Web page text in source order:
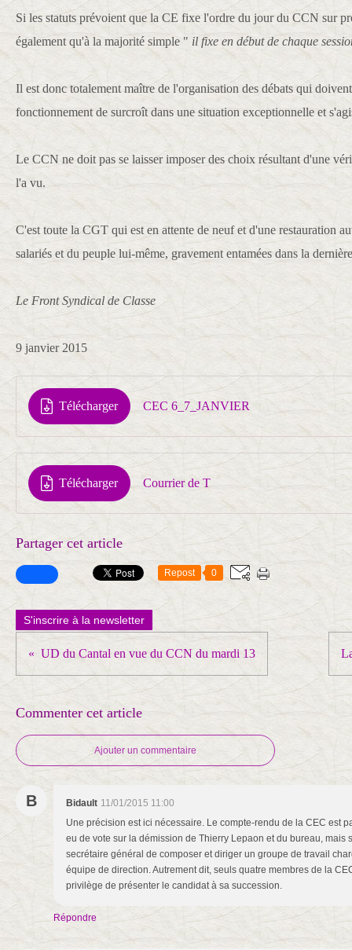
Si les statuts prévoient que la CE fixe l'ordre du jour du CCN sur
également qu'à la majorité simple " il fixe en début de chaque
Il est donc totalement maître de l'organisation des débats qui
fonctionnement de surcroît dans une situation exceptionnelle et
Le CCN ne doit pas se laisser imposer des choix résultant d'une
l'a vu.
C'est toute la CGT qui est en attente de neuf et d'une restauration
salariés et du peuple lui-même, gravement entamées dans la
Le Front Syndical de Classe
9 janvier 2015
Télécharger CEC 6_7_JANVIER
Télécharger Courrier de T
Partager cet article
Repost 0
S'inscrire à la newsletter
UD du Cantal en vue du CCN du mardi 13
Commenter cet article
Ajouter un commentaire
B Bidault 11/01/2015 11:00
Une précision est ici nécessaire. Le compte-rendu de la CEC est
eu de vote sur la démission de Thierry Lepaon et du bureau, mais
secrétaire général de composer et diriger un groupe de travail
équipe de direction. Autrement dit, seuls quatre membres de la
privilège de présenter le candidat à sa succession.
Répondre